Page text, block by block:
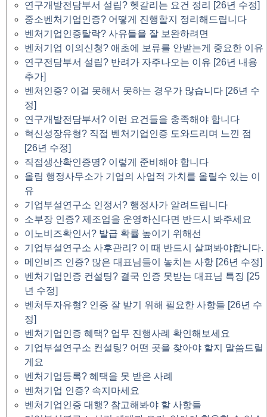
연구개발전담부서 설립? 헷갈리는 요건 정리 [26년 수정]
중소벤처기업인증? 어떻게 진행할지 정리해드립니다
벤처기업인증탈락? 사유들을 잘 보완하려면
벤처기업 이의신청? 애초에 보류를 안받는게 중요한 이유
연구전담부서 설립? 반려가 자주나오는 이유 [26년 내용
추가]
벤처인증? 이걸 못해서 못하는 경우가 많습니다 [26년 수
정]
연구개발전담부서? 이런 요건들을 충족해야 합니다
혁신성장유형? 직접 벤처기업인증 도와드리며 느낀 점
[26년 수정]
직접생산확인증명? 이렇게 준비해야 합니다
올림 행정사무소가 기업의 사업적 가치를 올릴수 있는 이
유
기업부설연구소 인정서? 행정사가 알려드립니다
소부장 인증? 제조업을 운영하신다면 반드시 봐주세요
이노비즈확인서? 발급 확률 높이기 위해선
기업부설연구소 사후관리? 이 때 반드시 살펴봐야합니다.
메인비즈 인증? 많은 대표님들이 놓치는 사항 [26년 수정]
벤처기업인증 컨설팅? 결국 인증 못받는 대표님 특징 [25
년 수정]
벤처투자유형? 인증 잘 받기 위해 필요한 사항들 [26년 수
정]
벤처기업인증 혜택? 업무 진행사례 확인해보세요
기업부설연구소 컨설팅? 어떤 곳을 찾아야 할지 말씀드릴
게요
벤처기업등록? 혜택을 못 받은 사례
벤처기업 인증? 속지마세요
벤처기업인증 대행? 참고해봐야 할 사항들